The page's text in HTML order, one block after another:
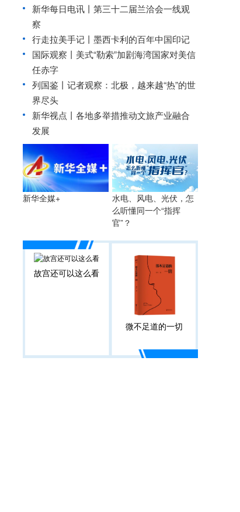
新华每日电讯丨 第三十二届兰洽会一线观
察
行走拉美手记丨墨西卡利的百年中国印记
国际观察丨 美式“勒索”加剧海湾国家对美信
任赤字
列国鉴丨记者观察：北极，越来越“热”的世
界尽头
新华视点丨 各地多举措推动文旅产业融合
发展
新华全媒+
水电、风电、光伏，怎
么听懂同一个“指挥
官”？
故宫还可以这么看
微不足道的一切